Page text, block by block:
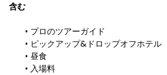
含む
プロのツアーガイド
ピックアップ&ドロップオフホテル
昼食
入場料